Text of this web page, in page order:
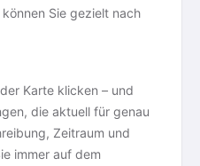
Sie gezielt nach
Karte klicken – und
die aktuell für genau
Zeitraum und
immer auf dem